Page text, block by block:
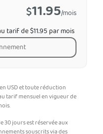
$11.95/mois
tarif de $11.95 par mois
USD et toute réduction
tarif mensuel en vigueur de
30 jours est réservée aux